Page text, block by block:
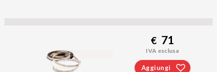
€ 71
IVA esclusa
Aggiungi